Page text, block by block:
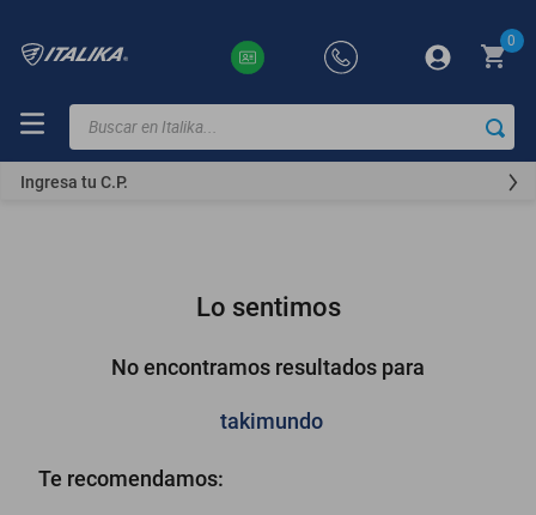
0
Buscar en Italika...
Ingresa tu C.P.
Lo sentimos
No encontramos resultados para
takimundo
Te recomendamos:
TÉRMINOS
MÁS
250z
300z